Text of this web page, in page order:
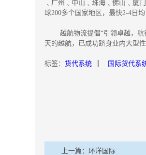
﹑广州﹑中山﹑珠海﹑佛山﹑厦
球200多个国家地区，最快2-4日
越航物流提倡“引领卓越，航行
天的越航，已成功跻身业内大型性
标签： 货代系统 国际货代系
上一篇： 环洋国际